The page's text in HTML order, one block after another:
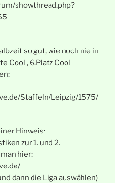
showthread.php?
so gut, wie noch nie in
Cool , 6.Platz Cool
Staffeln/Leipzig/1575/
Hinweis:
zur 1. und 2.
hier:
dann die Liga auswählen)